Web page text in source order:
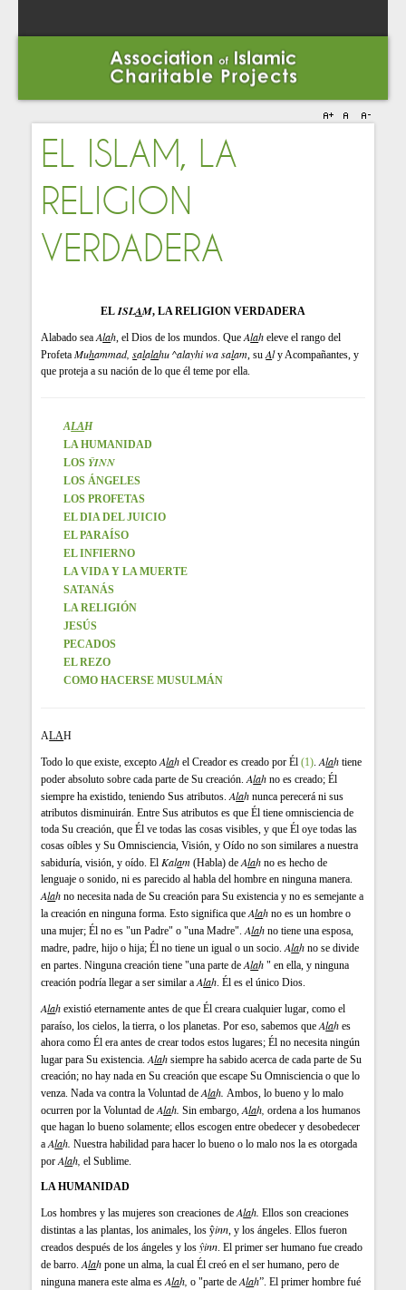
EL ISLAM, LA
RELIGION
VERDADERA
ELISLAM, LA RELIGION VERDADERA
Alabado seaAlah, el Dios de los mundos. QueAlah eleve el rango del
ProfetaMuhammad,salalahu ^alayhi wa salam, suAly Acompañantes, y
que proteja a su nación de lo que él teme por ella.
ALAH
LA HUMANIDAD
LOS ŶINN
LOS ÁNGELES
LOS PROFETAS
EL DIA DEL JUICIO
EL PARAÍSO
EL INFIERNO
LA VIDA Y LA MUERTE
SATANÁS
LA RELIGIÓN
JESÚS
PECADOS
EL REZO
COMO HACERSE MUSULMÁN
ALAH
Todo lo que existe, exceptoAlah el Creador es creado por Él(1). Alah tiene
poder absoluto sobre cada parte de Su creación.Alah no es creado; Él
siempre ha existido, teniendo Sus atributos. Alah nunca perecerá ni sus
atributos disminuirán. Entre Sus atributos es que Él tiene omnisciencia de
toda Su creación, que Él ve todas las cosas visibles, y que Él oye todas las
cosas oíbles y Su Omnisciencia, Visión, y Oído no son similares a nuestra
sabiduría, visión, y oído. ElKalam(Habla) de Alah no es hecho de
lenguaje o sonido, ni es parecido al habla del hombre en ninguna manera.
Alah no necesita nada de Su creación para Su existencia y no es semejante a
la creación en ninguna forma. Esto significa que Alah no es un hombre o
una mujer; Él no es "un Padre" o "una Madre".Alah no tiene una esposa,
madre, padre, hijo o hija; Él no tiene un igual o un socio.Alah no se divide
en partes. Ninguna creación tiene "una parte de Alah " en ella, y ninguna
creación podría llegar a ser similar aAlah. Él es el único Dios.
Alah existió eternamente antes de que Él creara cualquier lugar, como el
paraíso, los cielos, la tierra, o los planetas. Por eso, sabemos que Alah es
ahora como Él era antes de crear todos estos lugares; Él no necesita ningún
lugar para Su existencia. Alah siempre ha sabido acerca de cada parte de Su
creación; no hay nada en Su creación que escape Su Omnisciencia o que lo
venza. Nada va contra la Voluntad deAlah. Ambos, lo bueno y lo malo
ocurren por la Voluntad deAlah. Sin embargo,Alah ordena a los humanos
que hagan lo bueno solamente; ellos escogen entre obedecer y desobedecer
aAlah. Nuestra habilidad para hacer lo bueno o lo malo nos la es otorgada
porAlah ,el Sublime.
LA HUMANIDAD
Los hombres y las mujeres son creaciones deAlah. Ellos son creaciones
distintas a las plantas, los animales, los ŷinn, y los ángeles. Ellos fueron
creados después de los ángeles y losŷinn. El primer ser humano fue creado
de barro.Alah pone un alma, la cual Él creó en el ser humano, pero de
ninguna manera este alma esAlah, o "parte deAlah”. El primer hombre fué